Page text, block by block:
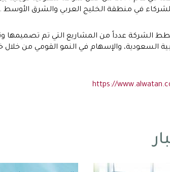
في منطقة الخليج العربي والشرق الأوسط .
عدداً من المشاريع التي تم تصميمها
السعودية، والإسهام في النمو القومي من
https://